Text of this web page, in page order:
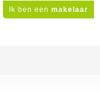
Ik ben een makelaar